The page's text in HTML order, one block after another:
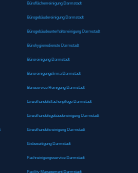
Büroflächenreinigung Darmstadt
Bürogebäudereinigung Darmstadt
Bürogebäudeunterhaltsreinigung Darmstadt
Bürohygienedienste Darmstadt
Büroreinigung Darmstadt
Büroreinigungsfirma Darmstadt
Büroservice Reinigung Darmstadt
Einzelhandelsflächenpflege Darmstadt
Einzelhandelsgebäudereinigung Darmstadt
Einzelhandelsreinigung Darmstadt
Eisbeseitigung Darmstadt
Fachreinigungsservice Darmstadt
Facility Management Darmstadt